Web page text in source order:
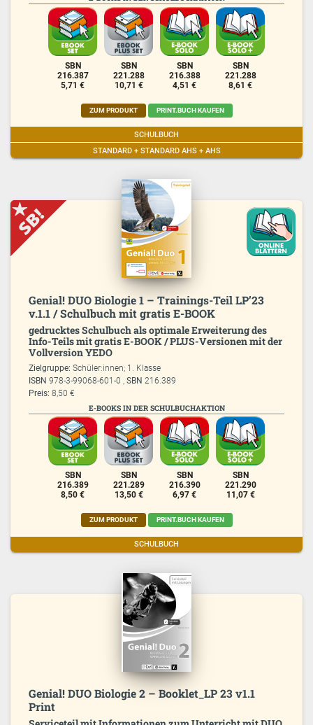
SBN
216.387
5,71 €
SBN
221.288
10,71 €
SBN
216.388
4,51 €
SBN
221.288
8,61 €
ZUM PRODUKT PRINT.BUCH KAUFEN
SCHULBUCH
STANDARD + STANDARD AHS + AHS
Genial! DUO Biologie 1 – Trainings-Teil LP’23
v.1.1 / Schulbuch mit gratis E-BOOK
gedrucktes Schulbuch als optimale Erweiterung des
Info-Teils mit gratis E-BOOK / PLUS-Versionen mit der
Vollversion YEDO
Zielgruppe:Schüler:innen; 1. Klasse
ISBN978-3-99068-601-0 ,SBN216.389
Preis: 8,50 €
E-BOOKS IN DER SCHULBUCHAKTION
SBN
216.389
8,50 €
SBN
221.289
13,50 €
SBN
216.390
6,97 €
SBN
221.290
11,07 €
ZUM PRODUKT PRINT.BUCH KAUFEN
SCHULBUCH
Genial! DUO Biologie 2 – Booklet_LP 23 v1.1
Print